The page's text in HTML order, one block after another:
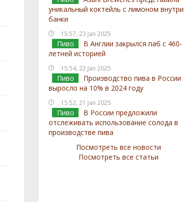
уникальный коктейль с лимоном внутри
банки
15:57, 23 Jan 2025
Пиво
В Англии закрылся паб с 460-
летней историей
15:54, 22 Jan 2025
Пиво
Производство пива в России
выросло на 10% в 2024 году
15:52, 21 Jan 2025
Пиво
В России предложили
отслеживать использование солода в
производстве пива
Посмотреть все новости
Посмотреть все статьи